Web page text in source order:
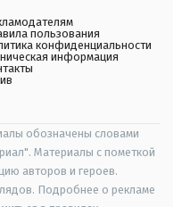
пользования
конфиденциальности
информация
обозначены словами
Материалы с пометкой
авторов и героев.
Подробнее о рекламе